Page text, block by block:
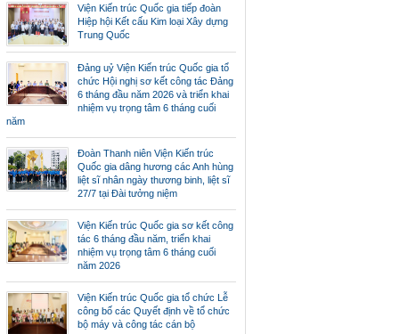
Viện Kiến trúc Quốc gia tiếp đoàn
Hiệp hội Kết cấu Kim loại Xây dựng
Trung Quốc
Đảng uỷ Viện Kiến trúc Quốc gia tổ
chức Hội nghị sơ kết công tác Đảng
6 tháng đầu năm 2026 và triển khai
nhiệm vụ trọng tâm 6 tháng cuối
năm
Đoàn Thanh niên Viện Kiến trúc
Quốc gia dâng hương các Anh hùng
liệt sĩ nhân ngày thương binh, liệt sĩ
27/7 tại Đài tưởng niệm
Viện Kiến trúc Quốc gia sơ kết công
tác 6 tháng đầu năm, triển khai
nhiệm vụ trọng tâm 6 tháng cuối
năm 2026
Viện Kiến trúc Quốc gia tổ chức Lễ
công bố các Quyết định về tổ chức
bộ máy và công tác cán bộ